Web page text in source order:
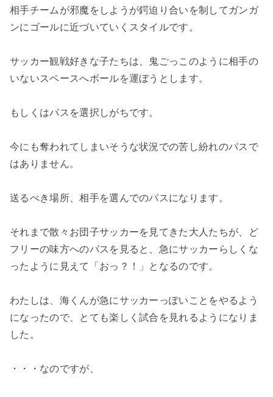
相手チームが邪魔をしようが鍔迫り合いを制してガンガ
ンにゴールに近づいていくスタイルです。
サッカー観戦好きな子たちは、鬼ごっこのように相手の
いないスペースへボールを運ぼうとします。
もしくはパスを選択しがちです。
今にも奪われてしまいそうな状況での苦し紛れのパスで
はありません。
送るべき場所、相手を選んでのパスになります。
それまで散々お団子サッカーを見てきた大人たちが、ど
フリーの味方へのパスを見ると、急にサッカーらしくな
ったように見えて「おっ？！」となるのです。
わたしは、海くんが急にサッカーっぽいことをやるよう
になったので、とても楽しく試合を見れるようになりま
した。
・・・なのですが、